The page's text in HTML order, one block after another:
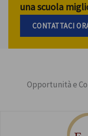
una scuola
CONTATTACI
Opportunità e